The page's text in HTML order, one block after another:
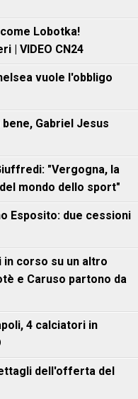
Lobotka!
| VIDEO CN24
vuole l'obbligo
Gabriel Jesus
"Vergogna, la
mondo dello sport"
Esposito: due cessioni
in corso su un altro
e Caruso partono da
4 calciatori in
dell'offerta del